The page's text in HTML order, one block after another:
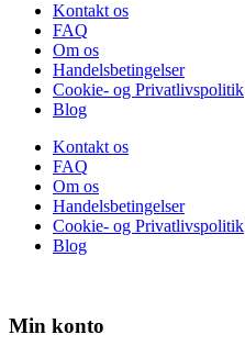
Kontakt os
FAQ
Om os
Handelsbetingelser
Cookie- og Privatlivspolitik
Blog
Kontakt os
FAQ
Om os
Handelsbetingelser
Cookie- og Privatlivspolitik
Blog
Min konto